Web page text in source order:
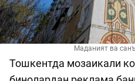
Маданият ва
Тошкентда мозаикали